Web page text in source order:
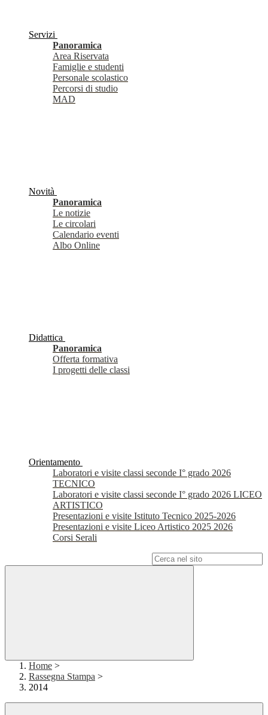
Servizi
Panoramica
Area Riservata
Famiglie e studenti
Personale scolastico
Percorsi di studio
MAD
Novità
Panoramica
Le notizie
Le circolari
Calendario eventi
Albo Online
Didattica
Panoramica
Offerta formativa
I progetti delle classi
Orientamento
Laboratori e visite classi seconde I° grado 2026
TECNICO
Laboratori e visite classi seconde I° grado 2026 LICEO
ARTISTICO
Presentazioni e visite Istituto Tecnico 2025-2026
Presentazioni e visite Liceo Artistico 2025 2026
Corsi Serali
Home >
Rassegna Stampa >
2014